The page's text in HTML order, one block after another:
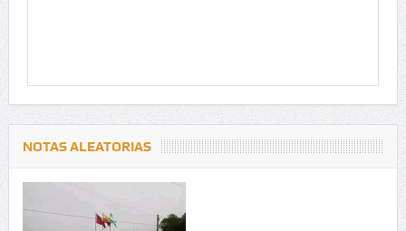
NOTAS ALEATORIAS